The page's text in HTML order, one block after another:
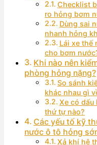
Checklist
ro hỏng bơm
Dùng sai
nhanh hỏng
Lái xe thế
cho bơm
Khi nào nên
phòng hỏng nặng?
So sánh
khác nhau gì
Xe có dấu
thứ tự nào?
Các yếu tố kỹ
nước ô tô hỏng
Xả khí hệ